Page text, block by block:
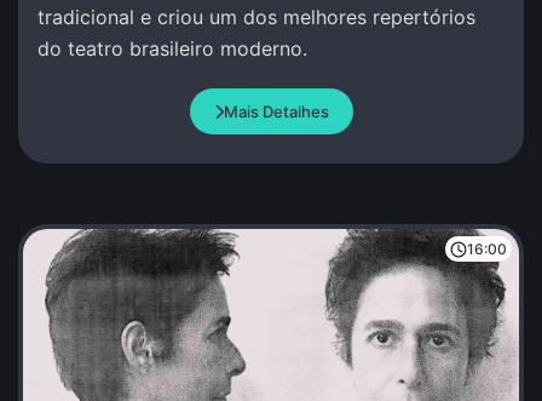
tradicional e criou um dos melhores repertórios
do teatro brasileiro moderno.
Mais Detalhes
16:00